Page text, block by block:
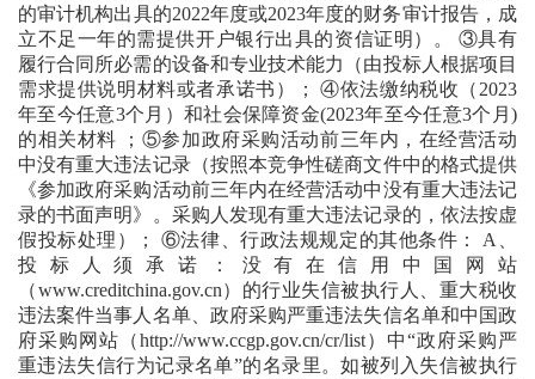
的审计机构出具的2022年度或2023年度的财务审计报告，成
立不足一年的需提供开户银行出具的资信证明）。 ③具有
履行合同所必需的设备和专业技术能力（由投标人根据项目
需求提供说明材料或者承诺书）； ④依法缴纳税收（2023
年至今任意3个月）和社会保障资金(2023年至今任意3个月)
的相关材料 ；⑤参加政府采购活动前三年内，在经营活动
中没有重大违法记录（按照本竞争性磋商文件中的格式提供
《参加政府采购活动前三年内在经营活动中没有重大违法记
录的书面声明》。采购人发现有重大违法记录的，依法按虚
假投标处理）； ⑥法律、行政法规规定的其他条件： A、
投标人须承诺：没有在信用中国网站
（www.creditchina.gov.cn）的行业失信被执行人、重大税收
违法案件当事人名单、政府采购严重违法失信名单和中国政
府采购网站（http://www.ccgp.gov.cn/cr/list）中“政府采购严
重违法失信行为记录名单”的名录里。如被列入失信被执行